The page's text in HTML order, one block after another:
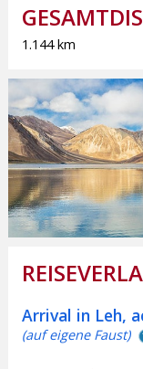
1.144 km
Arrival in Leh,
(auf eigene Faust)